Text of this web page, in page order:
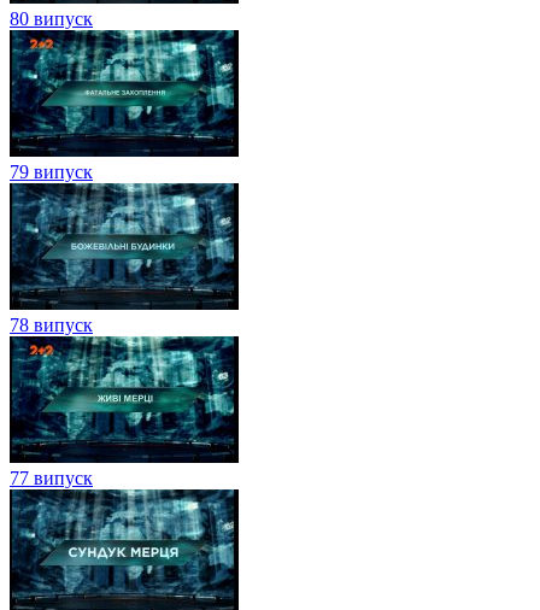
80 випуск
79 випуск
78 випуск
77 випуск